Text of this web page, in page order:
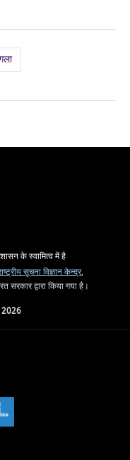
के स्वामित्व में है
सूचना विज्ञान केन्द्र,
सरकार द्वारा किया गया है।